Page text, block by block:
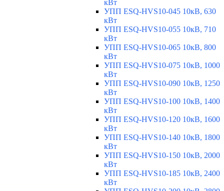
кВт
УПП ESQ-HVS10-045 10кВ, 630
кВт
УПП ESQ-HVS10-055 10кВ, 710
кВт
УПП ESQ-HVS10-065 10кВ, 800
кВт
УПП ESQ-HVS10-075 10кВ, 1000
кВт
УПП ESQ-HVS10-090 10кВ, 1250
кВт
УПП ESQ-HVS10-100 10кВ, 1400
кВт
УПП ESQ-HVS10-120 10кВ, 1600
кВт
УПП ESQ-HVS10-140 10кВ, 1800
кВт
УПП ESQ-HVS10-150 10кВ, 2000
кВт
УПП ESQ-HVS10-185 10кВ, 2400
кВт